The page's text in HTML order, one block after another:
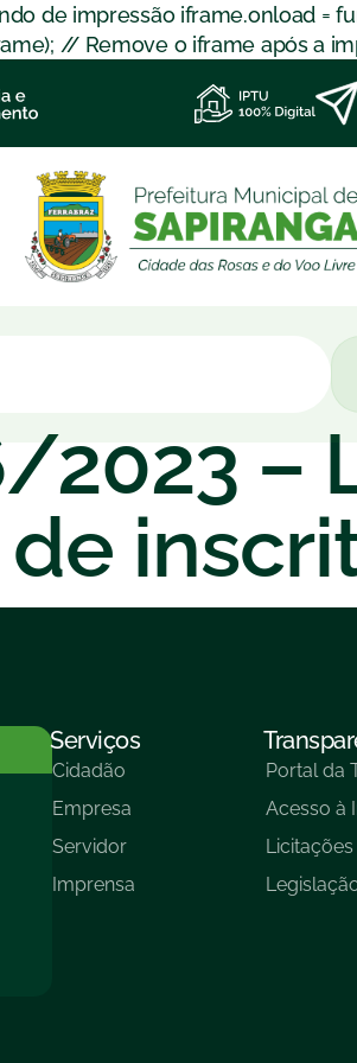
de impressão iframe.onload =
// Remove o iframe após a
2023 –
Serviços
Cidadão
Empresa
Servidor
Imprensa
Portal da
Acesso à
Licitações